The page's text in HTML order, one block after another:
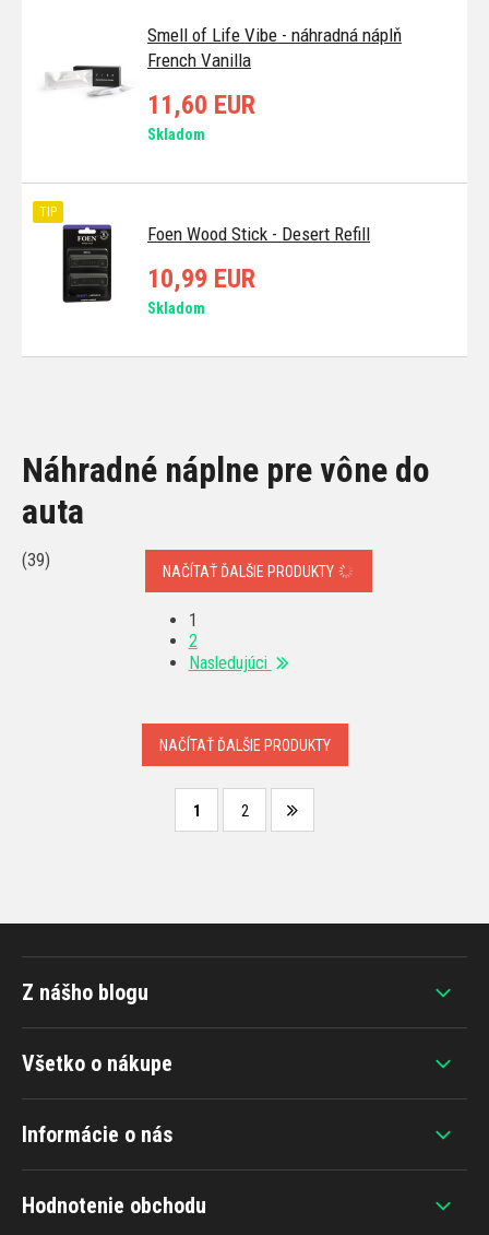
Smell of Life Vibe - náhradná náplň
French Vanilla
11,60 EUR
Skladom
Foen Wood Stick - Desert Refill
TIP
10,99 EUR
Skladom
Náhradné náplne pre vône do
auta
(39)
NAČÍTAŤ ĎALŠIE PRODUKTY
1
2
Nasledujúci
NAČÍTAŤ ĎALŠIE PRODUKTY
1 2
Všetko o nákupe
Informácie o nás
Hodnotenie obchodu
Z nášho blogu